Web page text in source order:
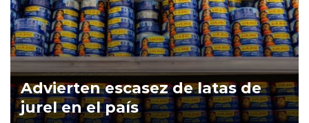
Advierten escasez de latas de
jurel en el país